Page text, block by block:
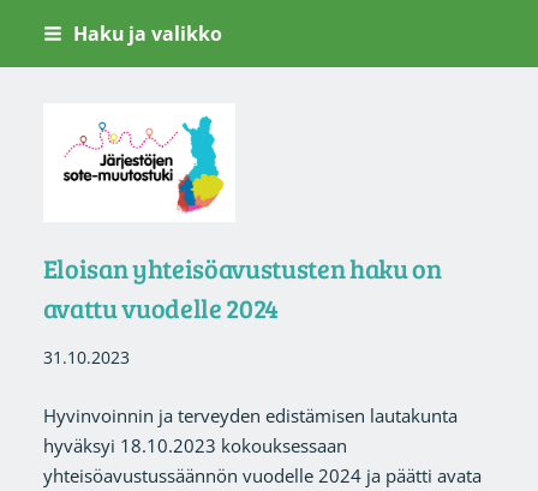
Siirry
Haku ja valikko
Järjestöjen sote-muutostuki
Eloisan yhteisöavustusten haku on
avattu vuodelle 2024
31.10.2023
Hyvinvoinnin ja terveyden edistämisen lautakunta
hyväksyi 18.10.2023 kokouksessaan
yhteisöavustussäännön vuodelle 2024 ja päätti avata